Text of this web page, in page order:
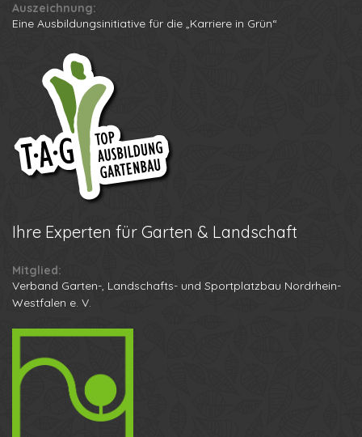
Auszeichnung:
Eine Ausbildungsinitiative für die „Karriere in Grün“
Ihre Experten für Garten & Landschaft
Mitglied:
Verband Garten-, Landschafts- und Sportplatzbau Nordrhein-
Westfalen e. V.